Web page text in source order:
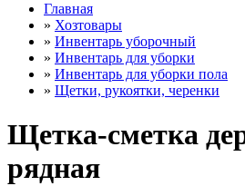
Главная
» Хозтовары
» Инвентарь уборочный
» Инвентарь для уборки
» Инвентарь для уборки пола
» Щетки, рукоятки, черенки
Щетка-сметка
рядная